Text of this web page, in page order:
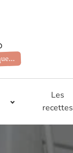
Les
recettes